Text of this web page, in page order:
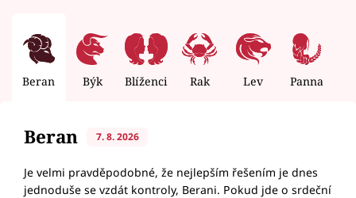
Beran Býk Blíženci Rak Lev Panna
Beran 7. 8. 2026
Je velmi pravděpodobné, že nejlepším řešením je dnes
jednoduše se vzdát kontroly, Berani. Pokud jde o srdeční